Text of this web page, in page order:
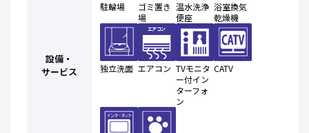
設備・
サービス
駐輪場
ゴミ置き
場
温水洗浄
便座
浴室換気
乾燥機
独立洗面 エアコン TVモニタ
ー付イン
ターフォ
ン
CATV